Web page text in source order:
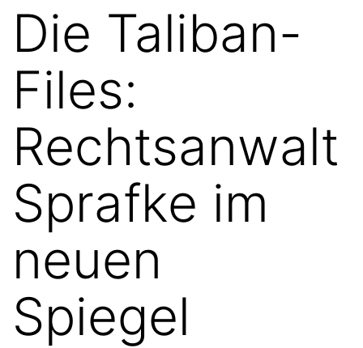
Die Taliban-
Files:
Rechtsanwalt
Sprafke im
neuen
Spiegel